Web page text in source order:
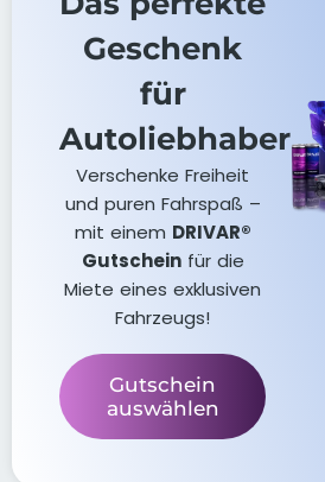
Geschenk
für
Autoliebhaber
Verschenke Freiheit
und puren Fahrspaß –
mit einem DRIVAR®
Gutscheinfür die
Miete eines exklusiven
Fahrzeugs!
Gutschein
auswählen